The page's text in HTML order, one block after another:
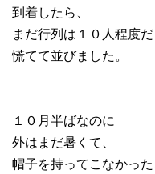
到着したら、
まだ行列は１０人程度
慌てて並びました。
１０月半ばなのに
外はまだ暑くて、
帽子を持ってこなかった